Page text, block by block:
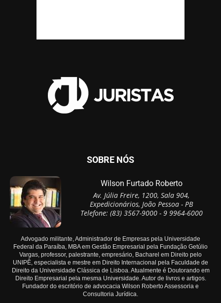
SOBRE NÓS
Wilson Furtado Roberto
Av. Júlia Freire, 1200, Sala 904,
Expedicionários, João Pessoa - PB
Telefone: (83) 3567-9000 - 9 9964-6000
Advogado militante, Administrador de Empresas pela Universidade
Federal da Paraíba, MBA em Gestão Empresarial pela Fundação Getúlio
Vargas, professor, palestrante, empresário, Bacharel em Direito pelo
UNIPÊ, especialista e mestre em Direito Internacional pela Faculdade de
Direito da Universidade Clássica de Lisboa. Atualmente é Doutorando em
Direito Empresarial pela mesma Universidade. Autor de livros e artigos.
Fundador do escritório de advocacia Wilson Roberto Assessoria e
Consultoria Jurídica.